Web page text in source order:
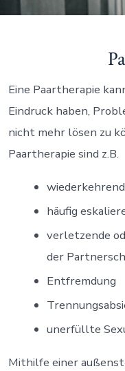
Eine Paartherapie
Eindruck haben,
nicht mehr lösen zu
Paartherapie sind z.B.
häufig
verletzende
der
Entfremdung
unerfüllte
Mithilfe einer